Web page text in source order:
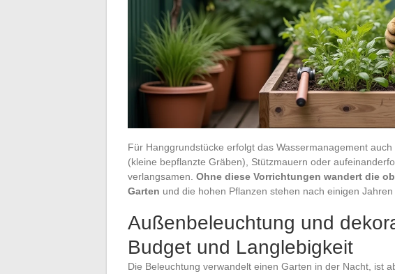
Für Hanggrundstücke erfolgt das Wassermanagement
(kleine bepflanzte Gräben), Stützmauern oder
verlangsamen. Ohne diese Vorrichtungen wandert die
Garten und die hohen Pflanzen stehen nach einigen Jahren
Außenbeleuchtung und
Budget und Langlebigkeit
Die Beleuchtung verwandelt einen Garten in der Nacht, ist